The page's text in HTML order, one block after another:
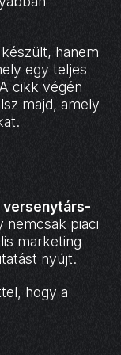
hanem
egy teljes
cikk végén
majd, amely
versenytárs-
nemcsak piaci
marketing
nyújt.
hogy a